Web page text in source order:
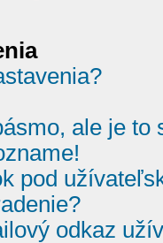
ale je to
pod
odkaz